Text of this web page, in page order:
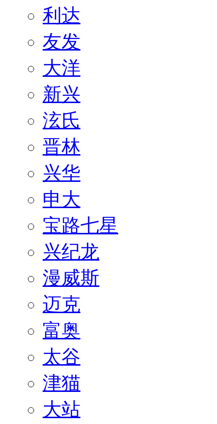
利达
友发
大洋
新兴
泫氏
晋林
兴华
申大
宝路七星
兴纪龙
漫威斯
迈克
富奥
太谷
津猫
大站